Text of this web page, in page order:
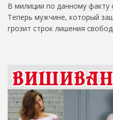
В милиции по данному факту
Теперь мужчине, который
грозит строк лишения